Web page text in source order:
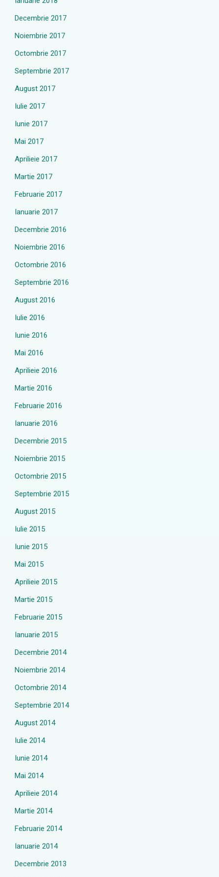
Decembrie 2017
Noiembrie 2017
Octombrie 2017
Septembrie 2017
August 2017
Iulie 2017
Iunie 2017
Mai 2017
Aprilieie 2017
Martie 2017
Februarie 2017
Ianuarie 2017
Decembrie 2016
Noiembrie 2016
Octombrie 2016
Septembrie 2016
August 2016
Iulie 2016
Iunie 2016
Mai 2016
Aprilieie 2016
Martie 2016
Februarie 2016
Ianuarie 2016
Decembrie 2015
Noiembrie 2015
Octombrie 2015
Septembrie 2015
August 2015
Iulie 2015
Iunie 2015
Mai 2015
Aprilieie 2015
Martie 2015
Februarie 2015
Ianuarie 2015
Decembrie 2014
Noiembrie 2014
Octombrie 2014
Septembrie 2014
August 2014
Iulie 2014
Iunie 2014
Mai 2014
Aprilieie 2014
Martie 2014
Februarie 2014
Ianuarie 2014
Decembrie 2013